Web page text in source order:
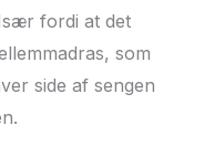
fordi at det
som
side af sengen